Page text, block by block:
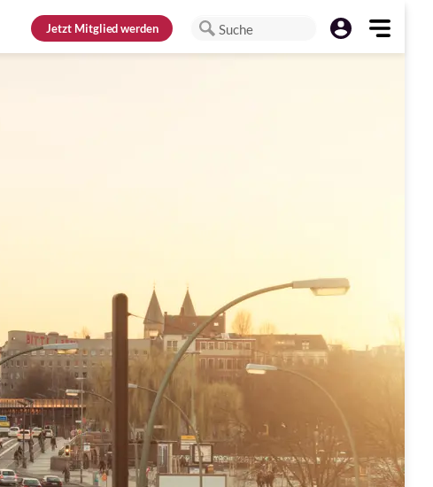
JetztMitglied werden Suche